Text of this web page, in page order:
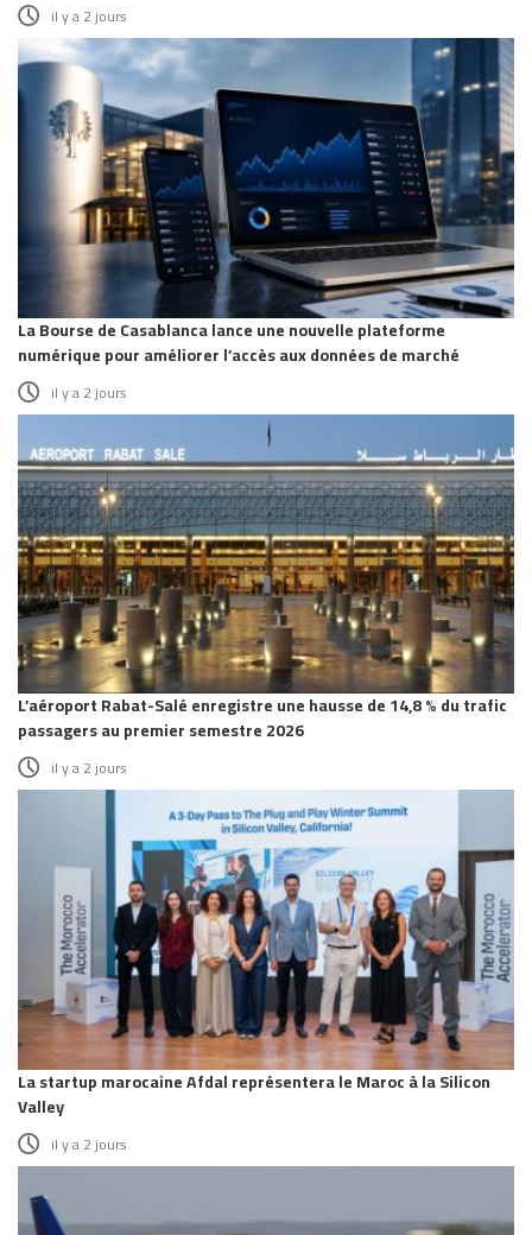
il y a 2 jours
La Bourse de Casablanca lance une nouvelle plateforme
numérique pour améliorer l’accès aux données de marché
il y a 2 jours
L’aéroport Rabat-Salé enregistre une hausse de 14,8 % du trafic
passagers au premier semestre 2026
il y a 2 jours
La startup marocaine Afdal représentera le Maroc à la Silicon
Valley
il y a 2 jours